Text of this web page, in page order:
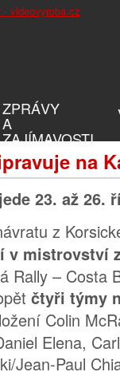
ZPRÁVY
A
ZAJÍMAVOSTI
na
23. až 26.
z
v mistrovství
Rally – Costa
čtyři týmy
Colin
Elena,
Jean-Paul